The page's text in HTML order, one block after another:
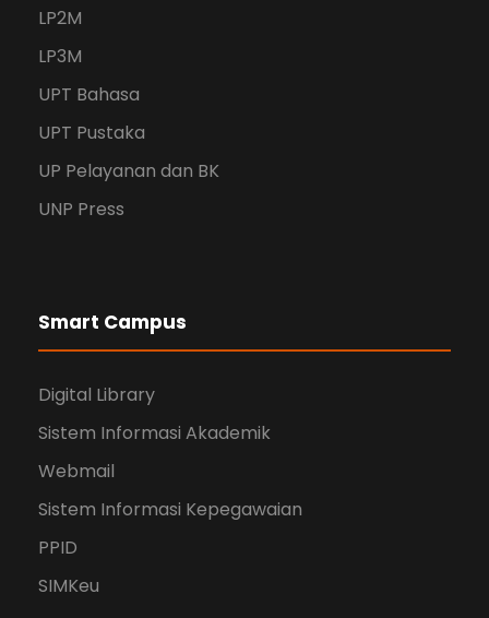
LP2M
LP3M
UPT Bahasa
UPT Pustaka
UP Pelayanan dan BK
UNP Press
Smart Campus
Digital Library
Sistem Informasi Akademik
Webmail
Sistem Informasi Kepegawaian
PPID
SIMKeu